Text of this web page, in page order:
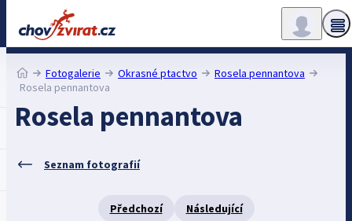
Fotogalerie Okrasné ptactvo
Rosela pennantova
Rosela pennantova
Rosela pennantova
Seznam fotografií
Předchozí Následující